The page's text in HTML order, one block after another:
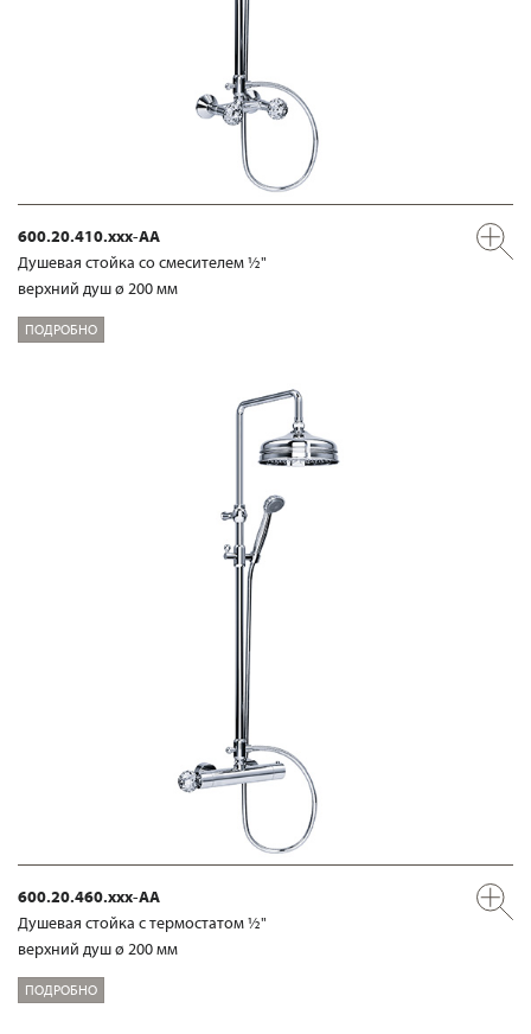
600.20.410.xxx-AA
Душевая стойка со смесителем ½"
верхний душ ø 200 мм
ПОДРОБНО
600.20.460.xxx-AA
Душевая стойка с термостатом ½"
верхний душ ø 200 мм
ПОДРОБНО